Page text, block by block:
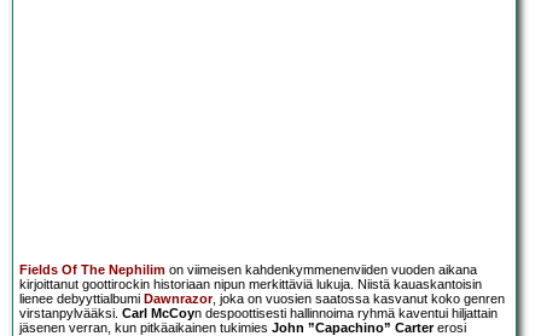
Fields Of The Nephilim on viimeisen kahdenkymmenenviiden vuoden aikana
kirjoittanut goottirockin historiaan nipun merkittäviä lukuja. Niistä kauaskantoisin
lienee debyyttialbumi Dawnrazor, joka on vuosien saatossa kasvanut koko genren
virstanpylvääksi. Carl McCoyn despoottisesti hallinnoima ryhmä kaventui hiljattain
jäsenen verran, kun pitkäaikainen tukimies John ”Capachino” Cartererosi